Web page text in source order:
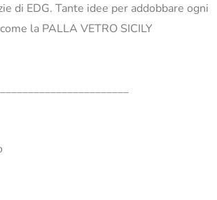
di EDG. Tante idee per addobbare ogni
la PALLA VETRO SICILY